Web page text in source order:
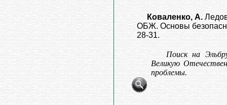
Коваленко, А.
ОБЖ. Основы
28-31.
Поиск на
Великую
проблемы.